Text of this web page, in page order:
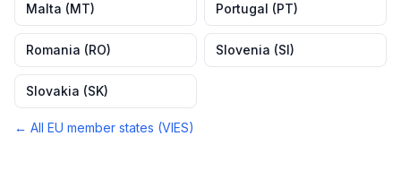
Malta (MT) Portugal (PT)
Romania (RO) Slovenia (SI)
Slovakia (SK)
← All EU member states (VIES)